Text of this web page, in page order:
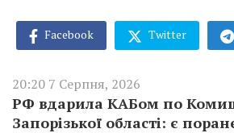
Facebook Twitter
20:20 7 Серпня, 2026
РФ вдарила КАБом по
Запорізької області: є